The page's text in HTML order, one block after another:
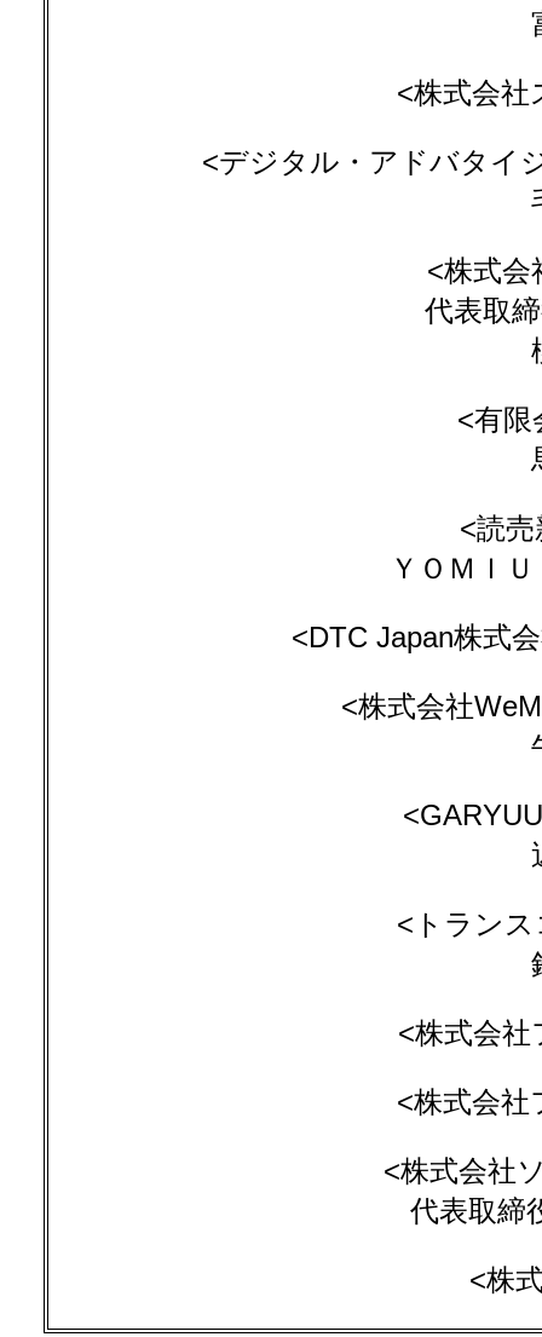
<株式会
<デジタル・アドバタイ
<株式
代表取
<有限
<読
ＹＯＭＩ
<DTC Japan株式
<株式会社
<トラン
<株式会
<株式会
<株式会社
代表取締
<株